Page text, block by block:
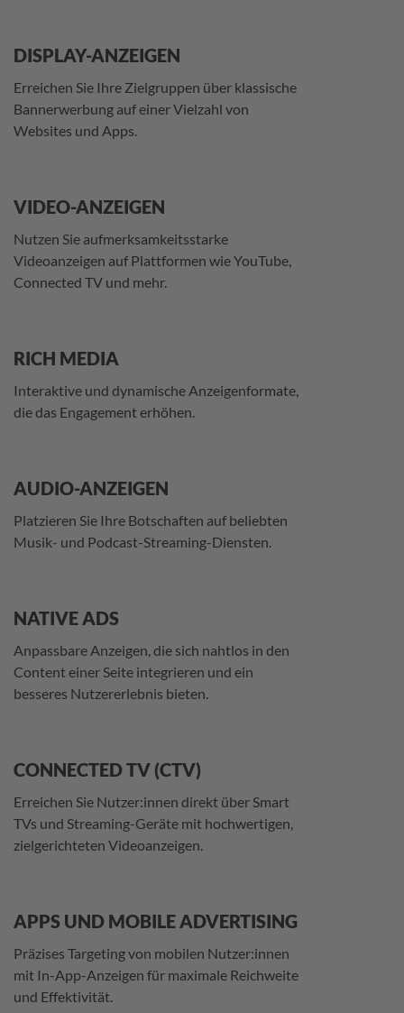
DISPLAY-ANZEIGEN
Erreichen Sie Ihre Zielgruppen über klassische
Bannerwerbung auf einer Vielzahl von
Websites und Apps.
VIDEO-ANZEIGEN
Nutzen Sie aufmerksamkeitsstarke
Videoanzeigen auf Plattformen wie YouTube,
Connected TV und mehr.
RICH MEDIA
Interaktive und dynamische Anzeigenformate,
die das Engagement erhöhen.
AUDIO-ANZEIGEN
Platzieren Sie Ihre Botschaften auf beliebten
Musik- und Podcast-Streaming-Diensten.
NATIVE ADS
Anpassbare Anzeigen, die sich nahtlos in den
Content einer Seite integrieren und ein
besseres Nutzererlebnis bieten.
CONNECTED TV (CTV)
Erreichen Sie Nutzer:innen direkt über Smart
TVs und Streaming-Geräte mit hochwertigen,
zielgerichteten Videoanzeigen.
APPS UND MOBILE ADVERTISING
Präzises Targeting von mobilen Nutzer:innen
mit In-App-Anzeigen für maximale Reichweite
und Effektivität.